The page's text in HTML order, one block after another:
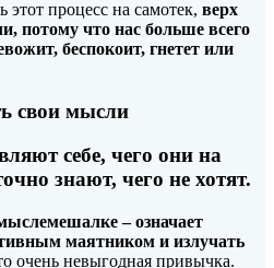
процесс на самотек, верх
потому что нас больше всего
беспокоит, гнетет или
свои мысли
себе, чего они на
знают, чего не хотят.
– означает
маятником и излучать
очень невыгодная привычка.